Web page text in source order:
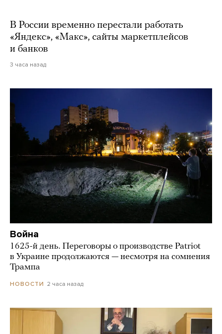
В России временно перестали работать
«Яндекс», «Макс», сайты маркетплейсов
и банков
3 часа назад
Война
1625-й день. Переговоры о производстве Patriot
в Украине продолжаются — несмотря на сомнения
Трампа
НОВОСТИ 2 часа назад